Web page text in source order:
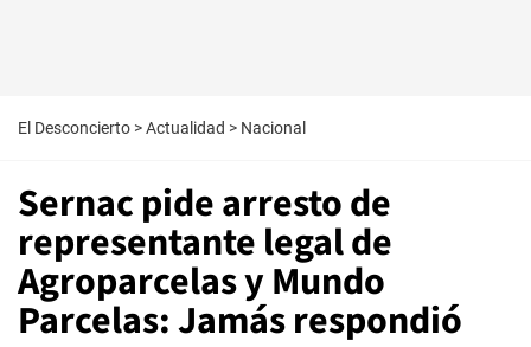
El Desconcierto >Actualidad > Nacional
Sernac pide arresto de
representante legal de
Agroparcelas y Mundo
Parcelas: Jamás respondió